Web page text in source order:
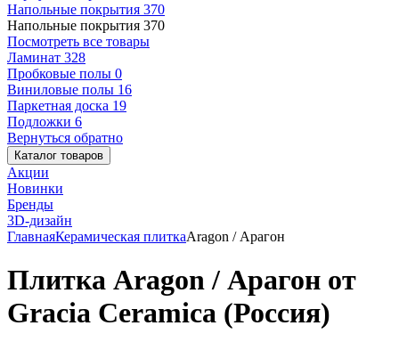
Напольные покрытия 370
Напольные покрытия 370
Посмотреть все товары
Ламинат 328
Пробковые полы 0
Виниловые полы 16
Паркетная доска 19
Подложки 6
Вернуться обратно
Каталог товаров
Акции
Новинки
Бренды
3D-дизайн
ГлавнаяКерамическая плиткаAragon / Арагон
Плитка Aragon / Арагон от
Gracia Ceramica (Россия)